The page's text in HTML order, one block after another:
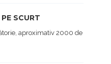
SCURT
aproximativ 2000 de